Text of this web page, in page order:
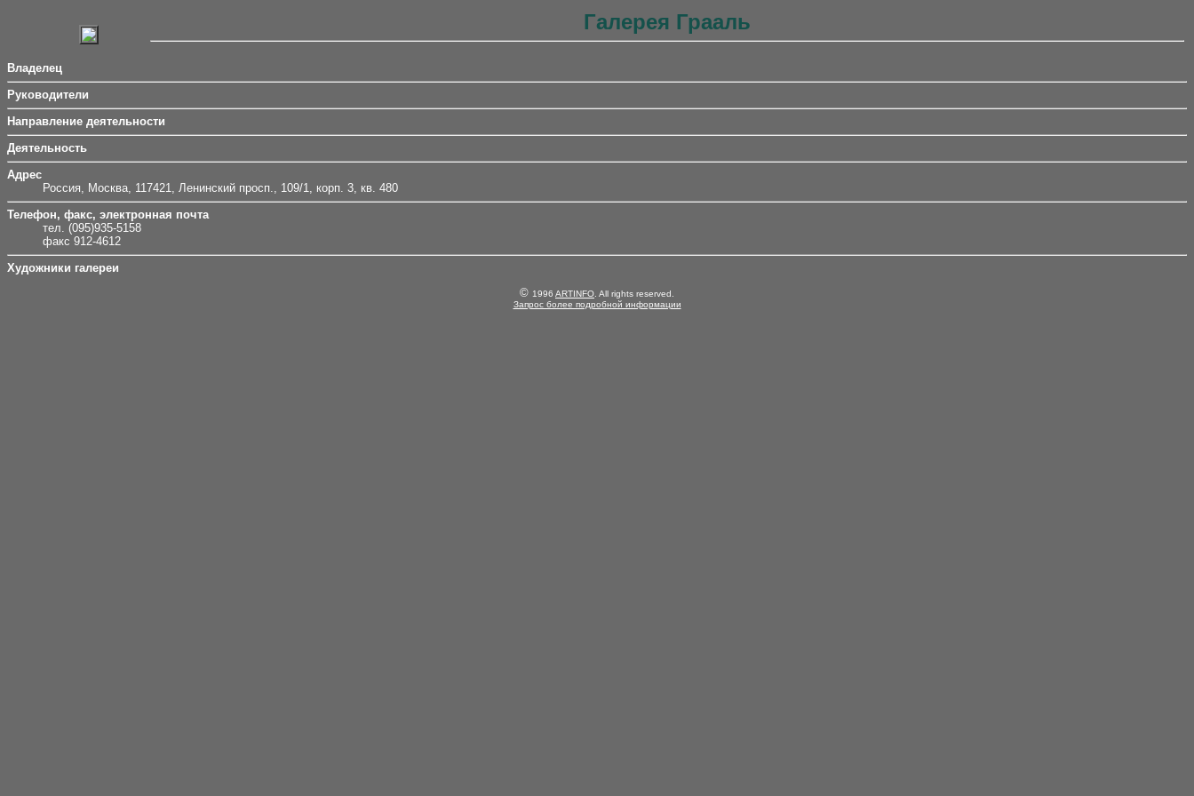
Галерея Грааль
Владелец
Руководители
Направление деятельности
Деятельность
Адрес
Россия, Москва, 117421, Ленинский просп., 109/1, корп. 3, кв. 480
Телефон, факс, электронная почта
тел. (095)935-5158
факс 912-4612
Художники галереи
© 1996 ARTINFO . All rights reserved.
Запрос более подробной информации